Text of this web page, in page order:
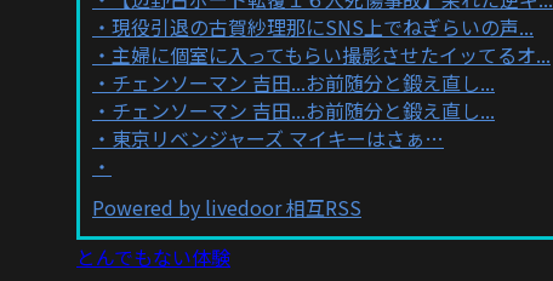
現役引退の古賀紗理那にSNS上でねぎらいの声...
主婦に個室に入ってもらい撮影させたイッてるオ...
チェンソーマン 吉田...お前随分と鍛え直し...
チェンソーマン 吉田...お前随分と鍛え直し...
東京リベンジャーズ マイキーはさぁ…
Powered by livedoor 相互RSS
とんでもない体験